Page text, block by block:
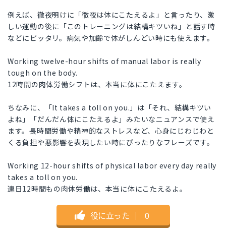
例えば、徹夜明けに「徹夜は体にこたえるよ」と言ったり、激
しい運動の後に「このトレーニングは結構キツいね」と話す時
などにピッタリ。病気や加齢で体がしんどい時にも使えます。
Working twelve-hour shifts of manual labor is really
tough on the body.
12時間の肉体労働シフトは、本当に体にこたえます。
ちなみに、「It takes a toll on you.」は「それ、結構キツい
よね」「だんだん体にこたえるよ」みたいなニュアンスで使え
ます。長時間労働や精神的なストレスなど、心身にじわじわと
くる負担や悪影響を表現したい時にぴったりなフレーズです。
Working 12-hour shifts of physical labor every day really
takes a toll on you.
連日12時間もの肉体労働は、本当に体にこたえるよ。
役に立った ｜ 0